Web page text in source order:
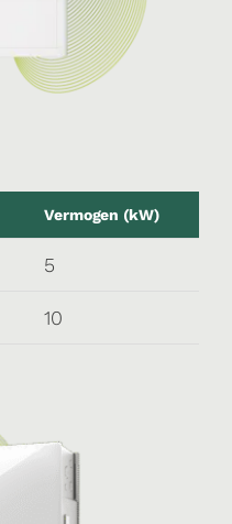
Vermogen (kW)
5
10